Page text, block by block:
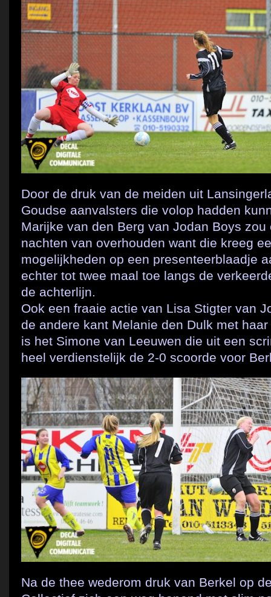
Door de druk van de meiden uit
Goudse aanvalsters die volop hadden
Marijke van den Berg van Jodan Boys
nachten van overhouden want die kreeg
mogelijkheden op een presenteerblaadje
echter tot twee maal toe langs de
de achterlijn.
Ook een fraaie actie van Lisa Stigter van
de andere kant Melanie den Dulk met
is het Simone van Leeuwen die uit een
heel verdienstelijk de 2-0 scoorde voor
Na de thee wederom druk van Berkel op